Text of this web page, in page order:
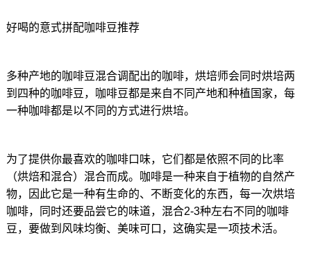
好喝的意式拼配咖啡豆推荐
多种产地的咖啡豆混合调配出的咖啡，烘培师会同时烘培两
到四种的咖啡豆，咖啡豆都是来自不同产地和种植国家，每
一种咖啡都是以不同的方式进行烘培。
为了提供你最喜欢的咖啡口味，它们都是依照不同的比率
（烘焙和混合）混合而成。咖啡是一种来自于植物的自然产
物，因此它是一种有生命的、不断变化的东西，每一次烘培
咖啡，同时还要品尝它的味道，混合2-3种左右不同的咖啡
豆，要做到风味均衡、美味可口，这确实是一项技术活。